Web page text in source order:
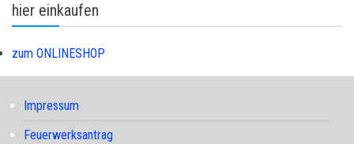
hier einkaufen
zum ONLINESHOP
Impressum
Feuerwerksantrag